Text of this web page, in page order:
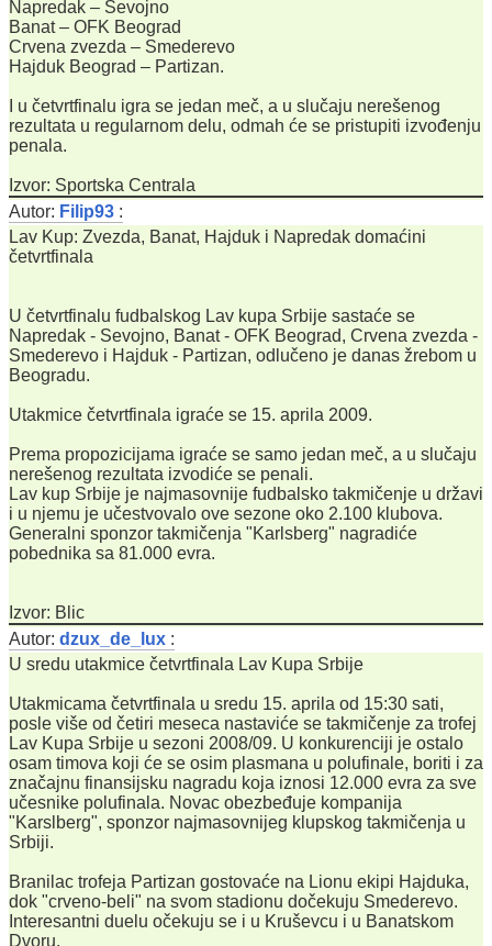
Napredak – Sevojno
Banat – OFK Beograd
Crvena zvezda – Smederevo
Hajduk Beograd – Partizan.
I u četvrtfinalu igra se jedan meč, a u slučaju nerešenog
rezultata u regularnom delu, odmah će se pristupiti izvođenju
penala.
Izvor: Sportska Centrala
Autor: Filip93 :
Lav Kup: Zvezda, Banat, Hajduk i Napredak domaćini
četvrtfinala
U četvrtfinalu fudbalskog Lav kupa Srbije sastaće se
Napredak - Sevojno, Banat - OFK Beograd, Crvena zvezda -
Smederevo i Hajduk - Partizan, odlučeno je danas žrebom u
Beogradu.
Utakmice četvrtfinala igraće se 15. aprila 2009.
Prema propozicijama igraće se samo jedan meč, a u slučaju
nerešenog rezultata izvodiće se penali.
Lav kup Srbije je najmasovnije fudbalsko takmičenje u državi
i u njemu je učestvovalo ove sezone oko 2.100 klubova.
Generalni sponzor takmičenja "Karlsberg" nagradiće
pobednika sa 81.000 evra.
Izvor: Blic
Autor: dzux_de_lux :
U sredu utakmice četvrtfinala Lav Kupa Srbije
Utakmicama četvrtfinala u sredu 15. aprila od 15:30 sati,
posle više od četiri meseca nastaviće se takmičenje za trofej
Lav Kupa Srbije u sezoni 2008/09. U konkurenciji je ostalo
osam timova koji će se osim plasmana u polufinale, boriti i za
značajnu finansijsku nagradu koja iznosi 12.000 evra za sve
učesnike polufinala. Novac obezbeđuje kompanija
"Karslberg", sponzor najmasovnijeg klupskog takmičenja u
Srbiji.
Branilac trofeja Partizan gostovaće na Lionu ekipi Hajduka,
dok "crveno-beli" na svom stadionu dočekuju Smederevo.
Interesantni duelu očekuju se i u Kruševcu i u Banatskom
Dvoru.